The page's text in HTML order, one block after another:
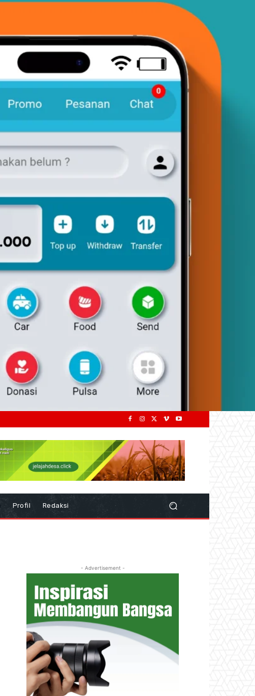
Profil Redaksi
- Advertisement -